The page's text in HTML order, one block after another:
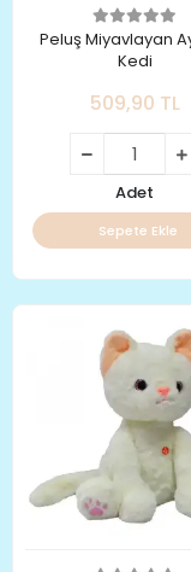
Peluş Miyavlayan
Kedi
509,90 TL
Adet
Sepete Ekle